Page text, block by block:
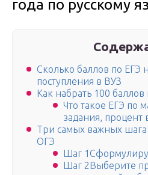
года по русскому
Сколько баллов по ЕГЭ
поступления в ВУЗ
Как набрать 100 баллов
Что такое ЕГЭ по
задания,
Три самых важных шага
ОГЭ
Шаг
Шаг 2Выберите